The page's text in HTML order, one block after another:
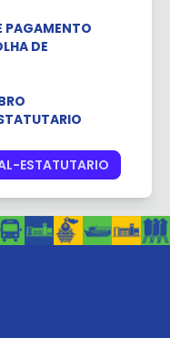
PAGAMENTO
DE
ESTATUTARIO